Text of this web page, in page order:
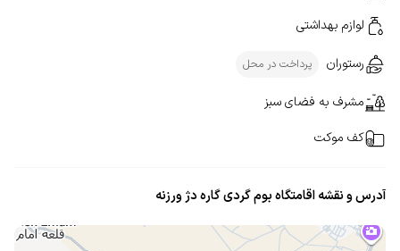
لوازم بهداشتی
رستوران پرداخت در محل
مشرف به فضای سبز
کف موکت
آدرس و نقشه اقامتگاه بوم گردی گاره دژ ورزنه